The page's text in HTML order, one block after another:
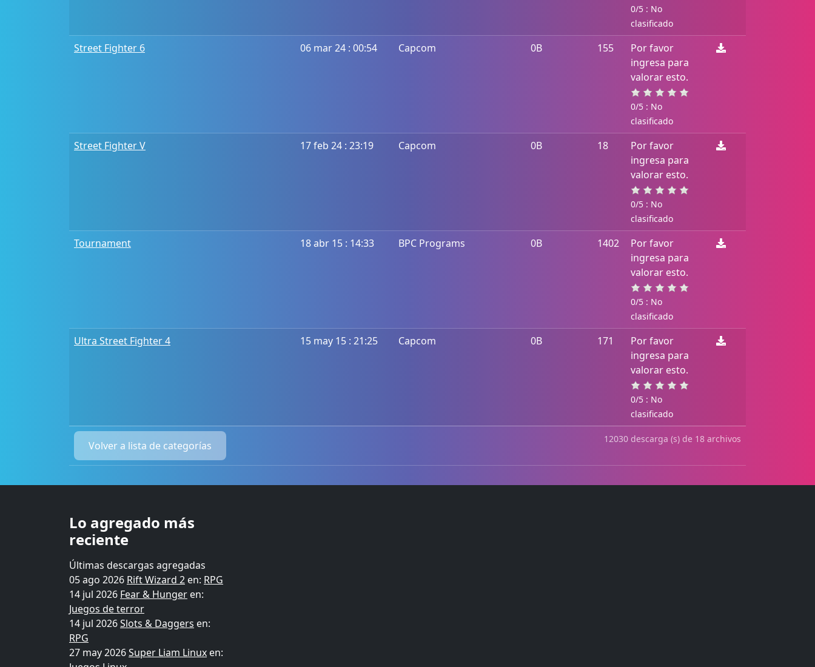
0/5 : No
clasificado
Street Fighter 6 06 mar 24 : 00:54 Capcom 0B 155
Por favor
ingresa para
valorar esto.
0/5 : No
clasificado
Street Fighter V 17 feb 24 : 23:19 Capcom 0B 18
Por favor
ingresa para
valorar esto.
0/5 : No
clasificado
Tournament 18 abr 15 : 14:33 BPC Programs 0B 1402
Por favor
ingresa para
valorar esto.
0/5 : No
clasificado
Ultra Street Fighter 4 15 may 15 : 21:25 Capcom 0B 171
Por favor
ingresa para
valorar esto.
0/5 : No
clasificado
Volver a lista de categorías
12030 descarga (s) de 18 archivos
Lo agregado más
reciente
Últimas descargas agregadas
05 ago 2026 Rift Wizard 2 en: RPG
14 jul 2026 Fear & Hunger en:
Juegos de terror
14 jul 2026Slots & Daggers en:
RPG
27 may 2026Super Liam Linux en: